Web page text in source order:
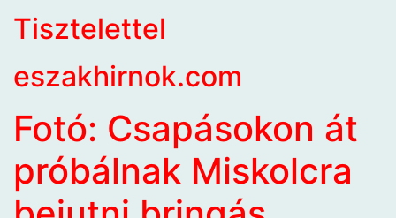
Tisztelettel
eszakhirnok.com
Fotó: Csapásokon át
próbálnak Miskolcra